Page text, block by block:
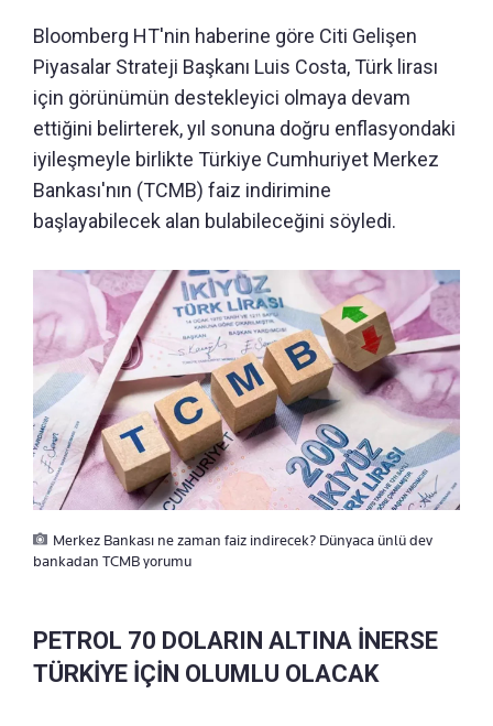
Bloomberg HT'nin haberine göre Citi Gelişen
Piyasalar Strateji Başkanı Luis Costa, Türk lirası
için görünümün destekleyici olmaya devam
ettiğini belirterek, yıl sonuna doğru enflasyondaki
iyileşmeyle birlikte Türkiye Cumhuriyet Merkez
Bankası'nın (TCMB) faiz indirimine
başlayabilecek alan bulabileceğini söyledi.
Merkez Bankası ne zaman faiz indirecek? Dünyaca ünlü dev
bankadan TCMB yorumu
PETROL 70 DOLARIN ALTINA İNERSE
TÜRKİYE İÇİN OLUMLU OLACAK